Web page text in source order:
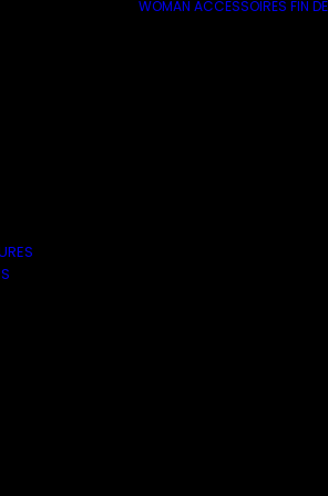
WOMAN ACCESSOIRES FIN